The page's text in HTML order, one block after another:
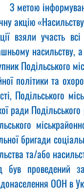
акцію
взяли участь
насильству,
Подільського
політики та
Подільського
ради
бригади
та/або
був проведений
ООН в